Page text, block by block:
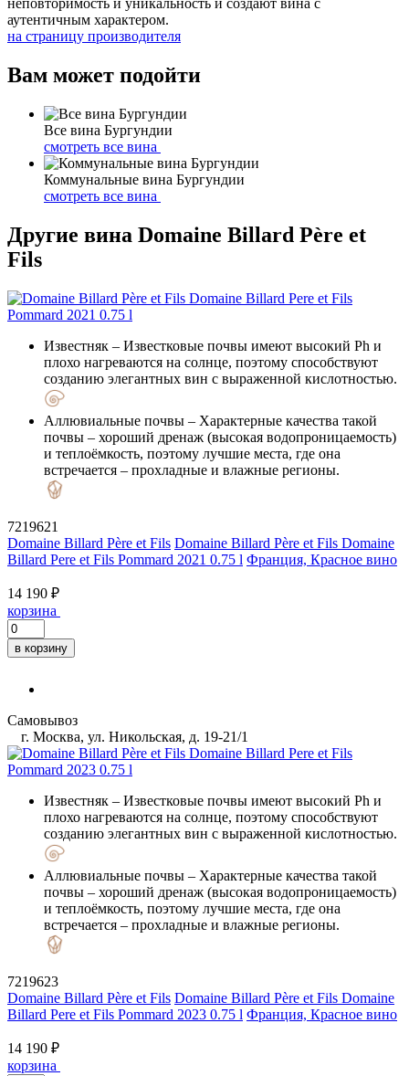
аутентичным характером.
на страницу производителя
Вам может подойти
Все вина Бургундии
смотреть все вина
Коммунальные вина Бургундии
смотреть все вина
Другие вина Domaine Billard Père et
Fils
Известняк – Известковые почвы имеют высокий Ph и
плохо нагреваются на солнце, поэтому способствуют
созданию элегантных вин с выраженной кислотностью.
Аллювиальные почвы – Характерные качества такой
почвы – хороший дренаж (высокая водопроницаемость)
и теплоёмкость, поэтому лучшие места, где она
встречается – прохладные и влажные регионы.
7219621
Domaine Billard Père et Fils Domaine Billard Père et Fils Domaine
Billard Pere et Fils Pommard 2021 0.75 l Франция, Красное вино
14 190 ₽
корзина
в корзину
Самовывоз
г. Москва, ул. Никольская, д. 19-21/1
Известняк – Известковые почвы имеют высокий Ph и
плохо нагреваются на солнце, поэтому способствуют
созданию элегантных вин с выраженной кислотностью.
Аллювиальные почвы – Характерные качества такой
почвы – хороший дренаж (высокая водопроницаемость)
и теплоёмкость, поэтому лучшие места, где она
встречается – прохладные и влажные регионы.
7219623
Domaine Billard Père et Fils Domaine Billard Père et Fils Domaine
Billard Pere et Fils Pommard 2023 0.75 l Франция, Красное вино
14 190 ₽
корзина